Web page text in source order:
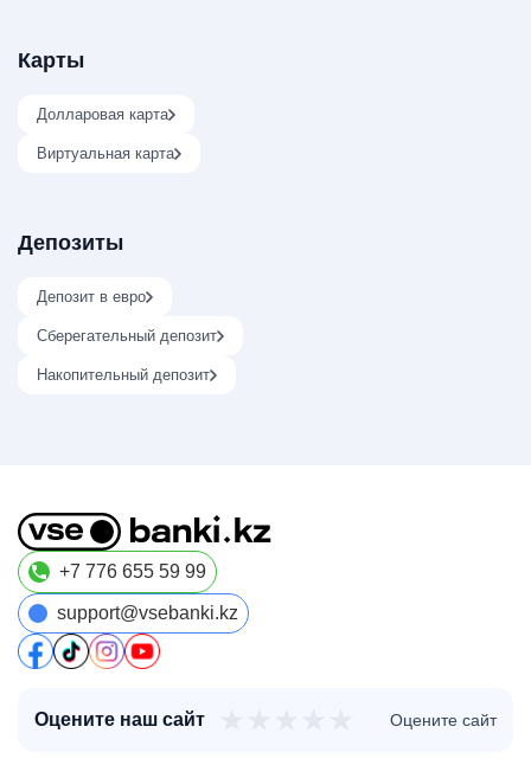
Карты
Долларовая карта
Виртуальная карта
Депозиты
Депозит в евро
Сберегательный депозит
Накопительный депозит
+7 776 655 59 99
support@vsebanki.kz
Оцените наш сайт Оцените сайт